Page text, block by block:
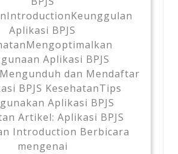
Aplikasi BPJS
Aplikasi BPJS
dan Mendaftar
BPJS KesehatanTips
Aplikasi BPJS
Artikel: Aplikasi BPJS
Introduction Berbicara
mengenai